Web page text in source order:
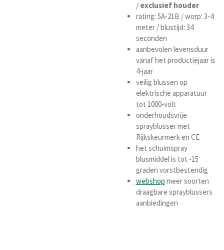
/exclusief houder
rating: 5A-21B / worp: 3-4
meter / blustijd: 34
seconden
aanbevolen levensduur
vanaf het productiejaar is
4-jaar
veilig blussen op
elektrische apparatuur
tot 1000-volt
onderhoudsvrije
sprayblusser met
Rijkskeurmerk en CE
het schuimspray
blusmiddel is tot -15
graden vorstbestendig
webshop meer soorten
draagbare sprayblussers
aanbiedingen